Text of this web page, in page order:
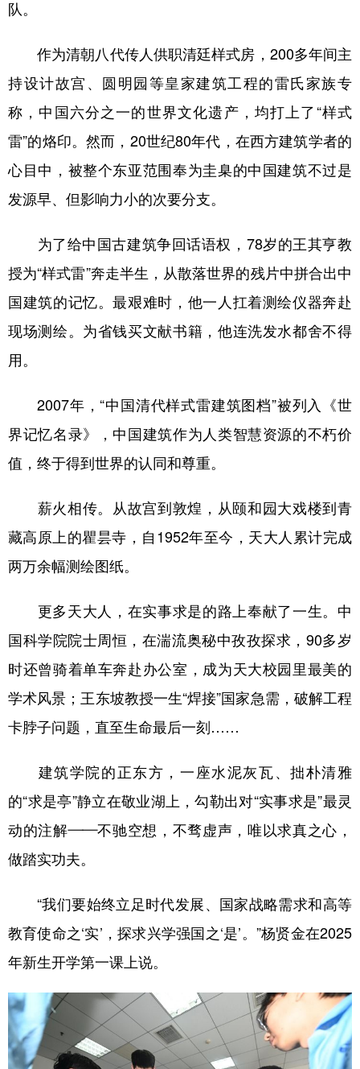
队。
作为清朝八代传人供职清廷样式房，200多年间主
持设计故宫、圆明园等皇家建筑工程的雷氏家族专
称，中国六分之一的世界文化遗产，均打上了“样式
雷”的烙印。然而，20世纪80年代，在西方建筑学者的
心目中，被整个东亚范围奉为圭臬的中国建筑不过是
发源早、但影响力小的次要分支。
为了给中国古建筑争回话语权，78岁的王其亨教
授为“样式雷”奔走半生，从散落世界的残片中拼合出中
国建筑的记忆。最艰难时，他一人扛着测绘仪器奔赴
现场测绘。为省钱买文献书籍，他连洗发水都舍不得
用。
2007年，“中国清代样式雷建筑图档”被列入《世
界记忆名录》，中国建筑作为人类智慧资源的不朽价
值，终于得到世界的认同和尊重。
薪火相传。从故宫到敦煌，从颐和园大戏楼到青
藏高原上的瞿昙寺，自1952年至今，天大人累计完成
两万余幅测绘图纸。
更多天大人，在实事求是的路上奉献了一生。中
国科学院院士周恒，在湍流奥秘中孜孜探求，90多岁
时还曾骑着单车奔赴办公室，成为天大校园里最美的
学术风景；王东坡教授一生“焊接”国家急需，破解工程
卡脖子问题，直至生命最后一刻……
建筑学院的正东方，一座水泥灰瓦、拙朴清雅
的“求是亭”静立在敬业湖上，勾勒出对“实事求是”最灵
动的注解——不驰空想，不骛虚声，唯以求真之心，
做踏实功夫。
“我们要始终立足时代发展、国家战略需求和高等
教育使命之‘实’，探求兴学强国之‘是’。”杨贤金在2025
年新生开学第一课上说。